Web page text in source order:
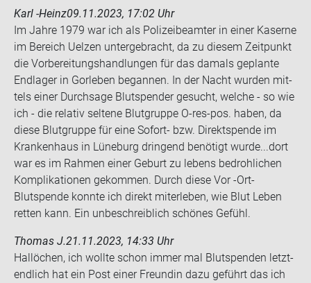
Karl -Heinz09.11.2023, 17:02 Uhr
Im Jahre 1979 war ich als Po­li­zei­be­am­ter in einer Ka­ser­ne
im Be­reich Uel­zen un­ter­ge­bracht, da zu die­sem Zeit­punkt
die Vor­be­rei­tungs­hand­lun­gen für das da­mals ge­plan­te
End­la­ger in Gor­le­ben be­gan­nen. In der Nacht wur­den mit­
tels einer Durch­sa­ge Blut­spen­der ge­sucht, wel­che - so wie
ich - die re­la­tiv sel­te­ne Blut­grup­pe O-​res-pos. haben, da
diese Blut­grup­pe für eine Sofort-​ bzw. Di­rekt­spen­de im
Kran­ken­haus in Lü­ne­burg drin­gend be­nö­tigt wurde...dort
war es im Rah­men einer Ge­burt zu le­bens be­droh­li­chen
Kom­pli­ka­tio­nen ge­kom­men. Durch diese Vor -​Ort-
Blutspende konn­te ich di­rekt mit­er­le­ben, wie Blut Leben
ret­ten kann. Ein un­be­schreib­lich schö­nes Ge­fühl.
Thomas J.21.11.2023, 14:33 Uhr
Hal­lö­chen, ich woll­te schon immer mal Blut­spen­den letzt­
end­lich hat ein Post einer Freun­din dazu ge­führt das ich